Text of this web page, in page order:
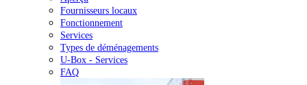
Fournisseurs locaux
Fonctionnement
Services
Types de déménagements
U-Box - Services
FAQ